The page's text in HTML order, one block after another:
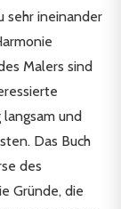
sehr ineinander
Malers sind
und
Das Buch
des
Gründe, die